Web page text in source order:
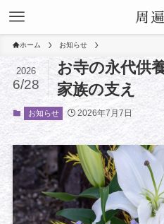
ホーム お知らせ
お寺の永代供
家族の支え
2026
6/28
お知らせ 2026年7月7日